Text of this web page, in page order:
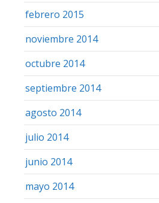
febrero 2015
noviembre 2014
octubre 2014
septiembre 2014
agosto 2014
julio 2014
junio 2014
mayo 2014